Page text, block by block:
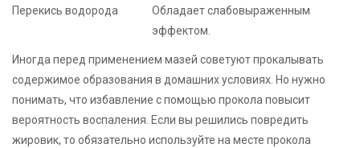
Перекись водорода
Обладает слабовыраженным
эффектом.
Иногда перед применением мазей советуют прокалывать
содержимое образования в домашних условиях. Но нужно
понимать, что избавление с помощью прокола повысит
вероятность воспаления. Если вы решились повредить
жировик, то обязательно используйте на месте прокола